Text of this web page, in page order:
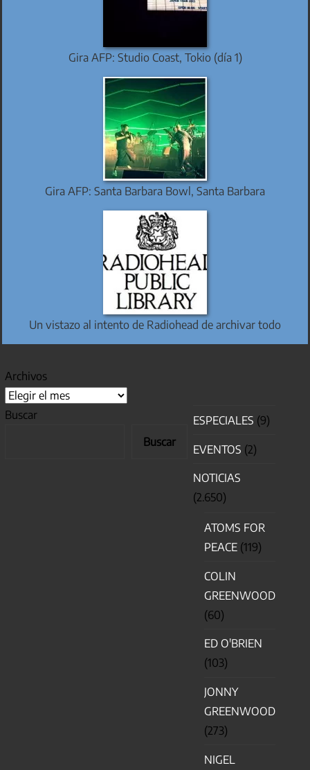
Gira AFP: Studio Coast, Tokio (día 1)
Gira AFP: Santa Barbara Bowl, Santa Barbara
Un vistazo al intento de Radiohead de archivar todo
Archivos
Buscar
Buscar
ESPECIALES (9)
EVENTOS (2)
NOTICIAS
(2.650)
ATOMS FOR
PEACE (119)
COLIN
GREENWOOD
(60)
ED O'BRIEN
(103)
JONNY
GREENWOOD
(273)
NIGEL